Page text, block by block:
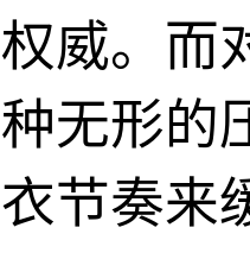
威。而
无形的
节奏来